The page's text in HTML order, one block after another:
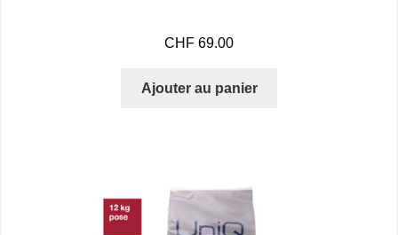
CHF 69.00
Ajouter au panier